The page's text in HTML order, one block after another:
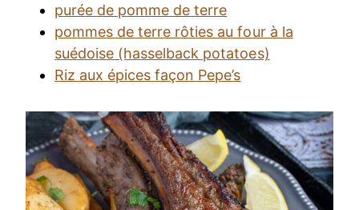
purée de pomme de terre
pommes de terre rôties au four à la
suédoise (hasselback potatoes)
Riz aux épices façon Pepe’s